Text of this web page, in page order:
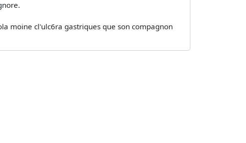
moine cl'ulc6ra gastriques que son compagnon